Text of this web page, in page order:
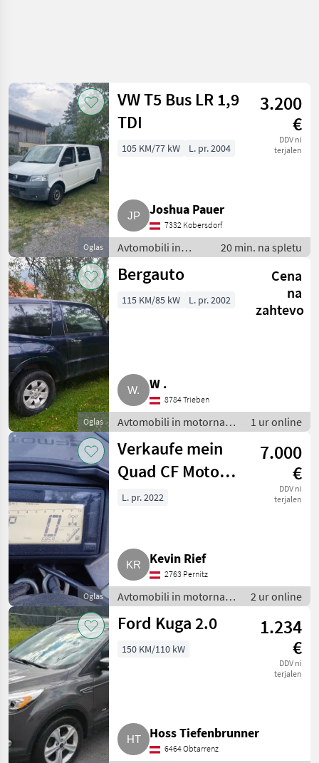
Oglas
VW T5 Bus LR 1,9
TDI
3.200
€
DDV ni
terjalen
105 KM/77 kW L. pr. 2004
Joshua Pauer
7332 Kobersdorf
Avtomobili in
motorna kolesa /
Terensko vozilo -
20 min. na spletu
Oglas
Bergauto
Cena
na
zahtevo
115 KM/85 kW L. pr. 2002
W .
8784 Trieben
Avtomobili in motorna
kolesa / Terensko vozilo
- offroader
1 ur online
Oglas
Verkaufe mein
Quad CF Moto
625
7.000
€
DDV ni
terjalen
L. pr. 2022
Kevin Rief
2763 Pernitz
Avtomobili in motorna
kolesa / Terensko vozilo
- offroader
2 ur online
Ford Kuga 2.0
1.234
€
DDV ni
terjalen
150 KM/110 kW
Hoss Tiefenbrunner
6464 Obtarrenz